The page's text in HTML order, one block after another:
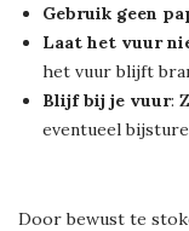
Gebruik geen
Laat het vuur
het vuur blijft
Blijf bij je vuur:
eventueel
Door bewust te